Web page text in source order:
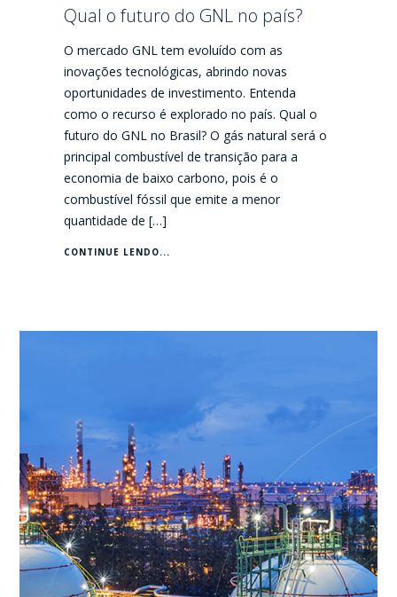
Qual o futuro do GNL no país?
O mercado GNL tem evoluído com as
inovações tecnológicas, abrindo novas
oportunidades de investimento. Entenda
como o recurso é explorado no país. Qual o
futuro do GNL no Brasil? O gás natural será o
principal combustível de transição para a
economia de baixo carbono, pois é o
combustível fóssil que emite a menor
quantidade de […]
CONTINUE LENDO...